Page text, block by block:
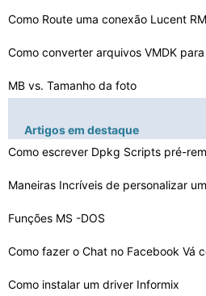
Como Route uma conexão Lucent
Como converter arquivos VMDK
MB vs. Tamanho da foto
Como remover um subformulário
Como se proteger contra uma
Como instalar KTT
Artigos em destaque
Como escrever Dpkg Scripts pré-
Funções MS -DOS
Como instalar um driver Informix